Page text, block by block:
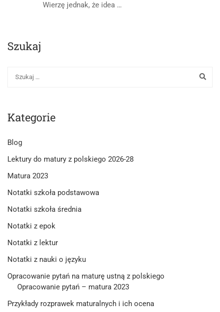
Wierzę jednak, że idea …
Szukaj
Kategorie
Blog
Lektury do matury z polskiego 2026-28
Matura 2023
Notatki szkoła podstawowa
Notatki szkoła średnia
Notatki z epok
Notatki z lektur
Notatki z nauki o języku
Opracowanie pytań na maturę ustną z polskiego
Opracowanie pytań – matura 2023
Przykłady rozprawek maturalnych i ich ocena